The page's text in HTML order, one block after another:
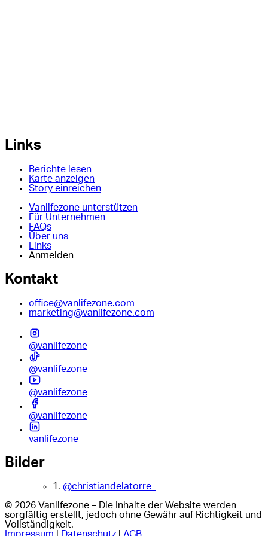
Links
Berichte lesen
Karte anzeigen
Story einreichen
Vanlifezone unterstützen
Für Unternehmen
FAQs
Über uns
Links
Anmelden
Kontakt
office@vanlifezone.com
marketing@vanlifezone.com
@vanlifezone
@vanlifezone
@vanlifezone
@vanlifezone
vanlifezone
Bilder
1. @christiandelatorre_
© 2026 Vanlifezone – Die Inhalte der Website werden
sorgfältig erstellt, jedoch ohne Gewähr auf Richtigkeit und
Vollständigkeit.